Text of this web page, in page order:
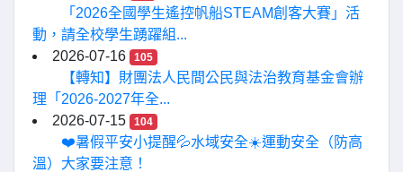
「2026全國學生遙控帆船STEAM創客大賽」活
動，請全校學生踴躍組...
2026-07-16
105
【轉知】財團法人民間公民與法治教育基金會辦
理「2026-2027年全...
2026-07-15
104
❤️暑假平安小提醒💦水域安全☀️運動安全（防高
溫）大家要注意！